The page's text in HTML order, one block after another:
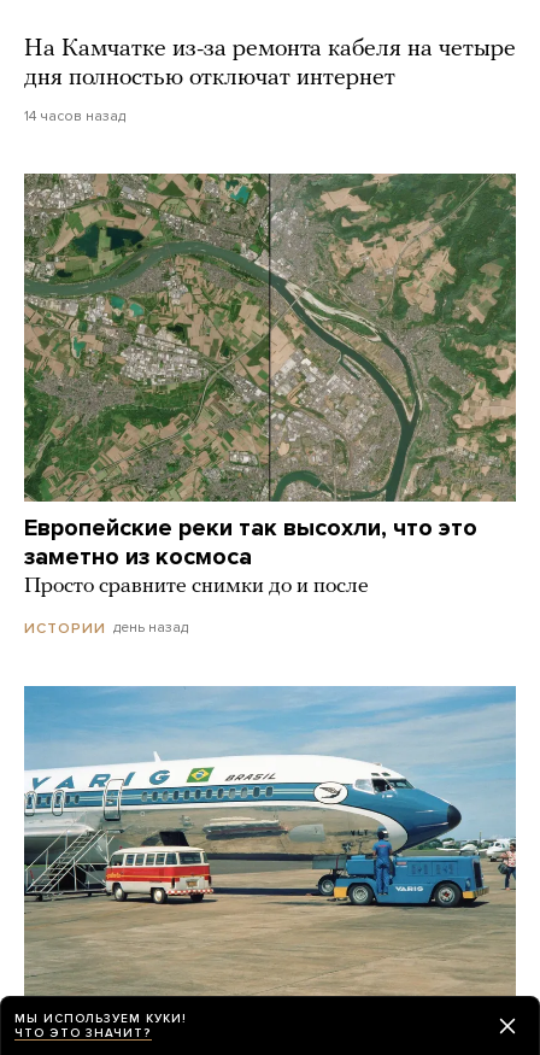
На Камчатке из-за ремонта кабеля на четыре
дня полностью отключат интернет
14 часов назад
Европейские реки так высохли, что это
заметно из космоса
Просто сравните снимки до и после
ИСТОРИИ день назад
В 1980-х бортпроводники создали целую
МЫ ИСПОЛЬЗУЕМ КУКИ!
ЧТО ЭТО ЗНАЧИТ?